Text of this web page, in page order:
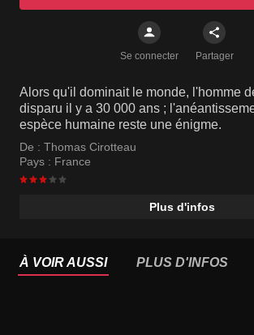
Se connecter Partager
Alors qu'il dominait le monde, l'homme
disparu il y a 30 000 ans ;
espèce humaine reste une énigme.
De : Thomas Cirotteau
Pays : France
Plus d'infos
À VOIR AUSSI PLUS D'INFOS